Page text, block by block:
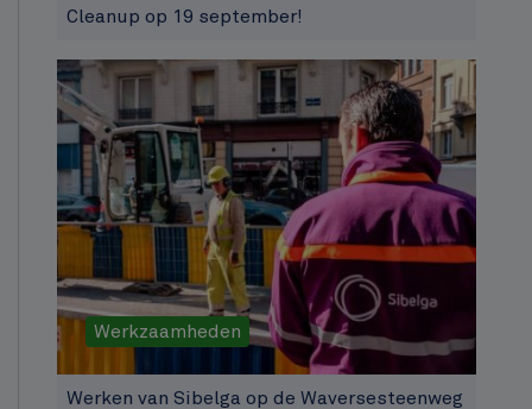
Cleanup op 19 september!
Werkzaamheden
Werken van Sibelga op de Waversesteenweg